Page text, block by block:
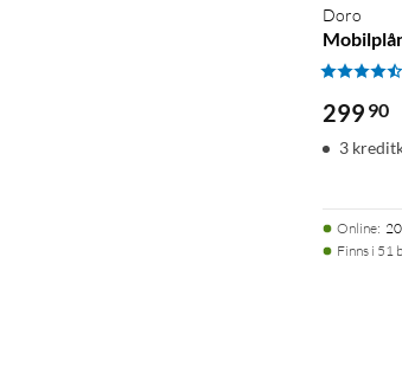
Doro
299 90
3
Online:
Finns i 51